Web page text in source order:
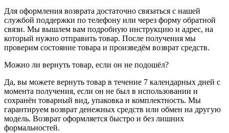
Для оформления возврата достаточно связаться с нашей
службой поддержки по телефону или через форму обратной
связи. Мы вышлем вам подробную инструкцию и адрес, на
который нужно отправить товар. После получения мы
проверим состояние товара и произведём возврат средств.
Можно ли вернуть товар, если он не подошёл?
Да, вы можете вернуть товар в течение 7 календарных дней с
момента получения, если он не был в использовании и
сохранён товарный вид, упаковка и комплектность. Мы
гарантируем возврат денежных средств или обмен на другую
модель. Возврат оформляется быстро и без лишних
формальностей.